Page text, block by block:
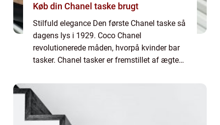
Køb din Chanel taske brugt
Stilfuld elegance Den første Chanel taske så
dagens lys i 1929. Coco Chanel
revolutionerede måden, hvorpå kvinder bar
tasker. Chanel tasker er fremstillet af ægte
af designs og farver. En Chanel taske ud...